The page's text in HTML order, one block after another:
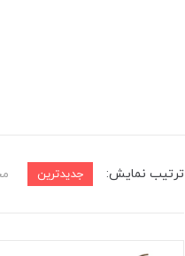
ترتیب نمایش: جدیدترین